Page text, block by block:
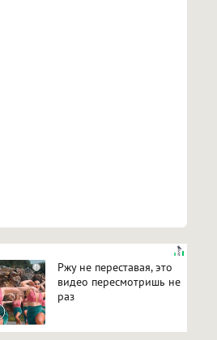
i
Ржу не переставая, это
видео пересмотришь не
раз